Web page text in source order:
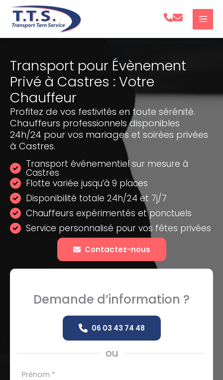
Aller
Transport pour Évènement
Privé à Castres : Votre
Chauffeur
Profitez de vos festivités en toute sérénité.
Chauffeurs professionnels disponibles
24h/24 pour vos mariages et soirées privées
à Castres.
Transport événementiel sur mesure à
Castres
Flotte variée jusqu’à 9 places
Disponibilité totale 24h/24 et 7j/7
Chauffeurs expérimentés et ponctuels
Service personnalisé pour vos fêtes privées
Contactez-nous
Demande d’information ?
06 03 43 74 48
ou
Formulaire
Prénom *